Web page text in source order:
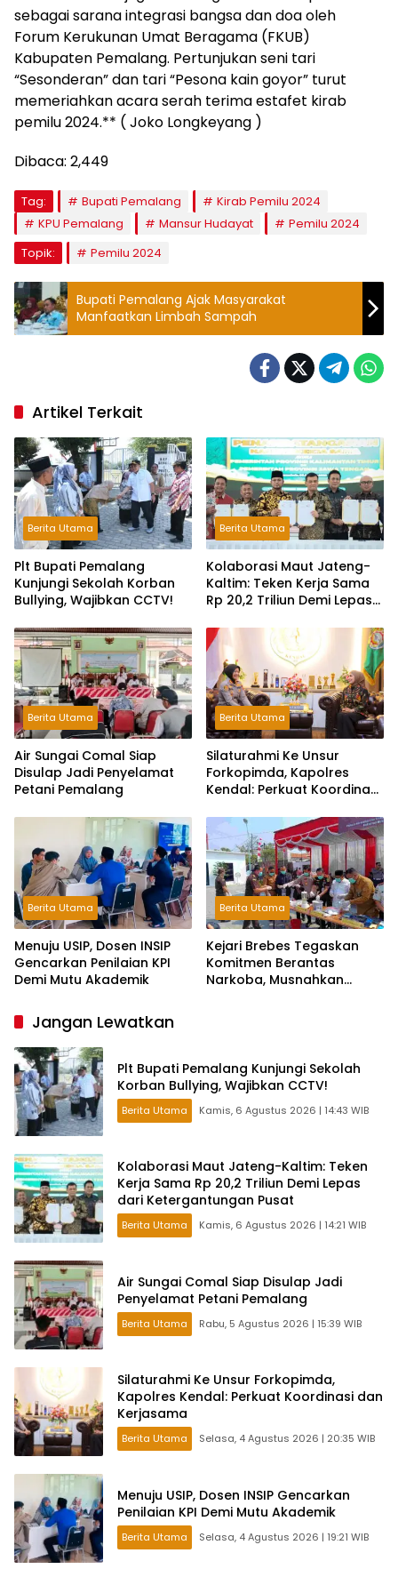
sebagai sarana integrasi bangsa dan doa oleh
Forum Kerukunan Umat Beragama (FKUB)
Kabupaten Pemalang. Pertunjukan seni tari
“Sesonderan” dan tari “Pesona kain goyor” turut
memeriahkan acara serah terima estafet kirab
pemilu 2024.** ( Joko Longkeyang )
Dibaca: 2,449
Tag: Bupati Pemalang
Kirab Pemilu 2024
KPU Pemalang
Mansur Hudayat
Pemilu 2024
Topik:
Pemilu 2024
Bupati Pemalang Ajak Masyarakat
Manfaatkan Limbah Sampah
Artikel Terkait
Berita Utama
Plt Bupati Pemalang
Kunjungi Sekolah Korban
Bullying, Wajibkan CCTV!
Berita Utama
Kolaborasi Maut Jateng-
Kaltim: Teken Kerja Sama
Rp 20,2 Triliun Demi Lepas
Berita Utama
Air Sungai Comal Siap
Disulap Jadi Penyelamat
Petani Pemalang
Berita Utama
Silaturahmi Ke Unsur
Forkopimda, Kapolres
Kendal: Perkuat Koordinasi
Berita Utama
Menuju USIP, Dosen INSIP
Gencarkan Penilaian KPI
Demi Mutu Akademik
Berita Utama
Kejari Brebes Tegaskan
Komitmen Berantas
Narkoba, Musnahkan
Jangan Lewatkan
Plt Bupati Pemalang Kunjungi Sekolah
Korban Bullying, Wajibkan CCTV!
Berita Utama Kamis, 6 Agustus 2026 | 14:43 WIB
Kolaborasi Maut Jateng-Kaltim: Teken
Kerja Sama Rp 20,2 Triliun Demi Lepas
dari Ketergantungan Pusat
Berita Utama Kamis, 6 Agustus 2026 | 14:21 WIB
Air Sungai Comal Siap Disulap Jadi
Penyelamat Petani Pemalang
Berita Utama Rabu, 5 Agustus 2026 | 15:39 WIB
Silaturahmi Ke Unsur Forkopimda,
Kapolres Kendal: Perkuat Koordinasi dan
Kerjasama
Berita Utama Selasa, 4 Agustus 2026 | 20:35 WIB
Menuju USIP, Dosen INSIP Gencarkan
Penilaian KPI Demi Mutu Akademik
Berita Utama Selasa, 4 Agustus 2026 | 19:21 WIB